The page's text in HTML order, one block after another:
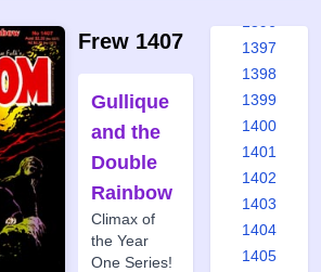
Frew 1407
Gullique
and the
Double
Rainbow
Climax of
the Year
One Series!
1397
1398
1399
1400
1401
1402
1403
1404
1405